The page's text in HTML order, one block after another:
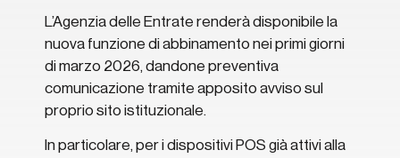
L’Agenzia delle Entrate renderà disponibile la
nuova funzione di abbinamento nei primi giorni
di marzo 2026, dandone preventiva
comunicazione tramite apposito avviso sul
proprio sito istituzionale.
In particolare, per i dispositivi POS già attivi alla